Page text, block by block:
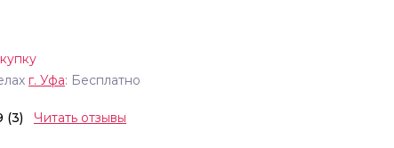
г. Уфа: Бесплатно
(3) Читать отзывы